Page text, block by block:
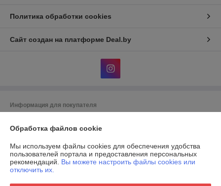
Политика обработки cookies
Сайт создан на платформе Deal.by
Информация для покупателя
"Комфорт статус"
Общество с ограниченной ответственностью "Комфорт статус"
Регистрационный номер ЕГР: 193352140
УНП: 193352140
Обработка файлов cookie
Мы используем файлы cookies для обеспечения удобства
пользователей портала и предоставления персональных
рекомендаций. Вы можете настроить файлы cookies или
отключить их.